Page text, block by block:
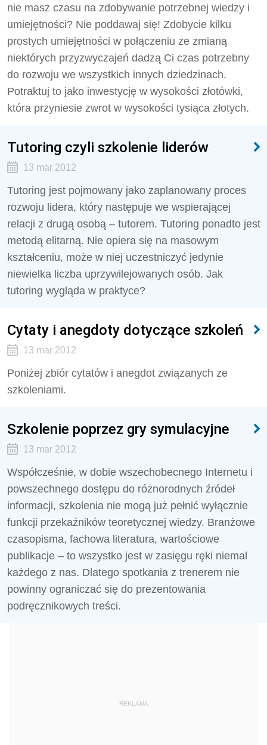
nie masz czasu na zdobywanie potrzebnej wiedzy i
umiejętności? Nie poddawaj się! Zdobycie kilku
prostych umiejętności w połączeniu ze zmianą
niektórych przyzwyczajeń dadzą Ci czas potrzebny
do rozwoju we wszystkich innych dziedzinach.
Potraktuj to jako inwestycję w wysokości złotówki,
która przyniesie zwrot w wysokości tysiąca złotych.
Tutoring czyli szkolenie liderów
13 mar 2012
Tutoring jest pojmowany jako zaplanowany proces
rozwoju lidera, który następuje we wspierającej
relacji z drugą osobą – tutorem. Tutoring ponadto jest
metodą elitarną. Nie opiera się na masowym
kształceniu, może w niej uczestniczyć jedynie
niewielka liczba uprzywilejowanych osób. Jak
tutoring wygląda w praktyce?
Cytaty i anegdoty dotyczące szkoleń
13 mar 2012
Poniżej zbiór cytatów i anegdot związanych ze
szkoleniami.
Szkolenie poprzez gry symulacyjne
13 mar 2012
Współcześnie, w dobie wszechobecnego Internetu i
powszechnego dostępu do różnorodnych źródeł
informacji, szkolenia nie mogą już pełnić wyłącznie
funkcji przekaźników teoretycznej wiedzy. Branżowe
czasopisma, fachowa literatura, wartościowe
publikacje – to wszystko jest w zasięgu ręki niemal
każdego z nas. Dlatego spotkania z trenerem nie
powinny ograniczać się do prezentowania
podręcznikowych treści.
REKLAMA